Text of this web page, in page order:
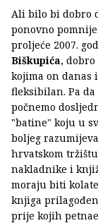
Ali bilo bi dobro
ponovno
proljeće 2007.
Biškupića,
kojima on
fleksibilan. Pa
počnemo
"batine" koju u
boljeg
hrvatskom
nakladnike i
moraju biti
knjiga
prije kojih